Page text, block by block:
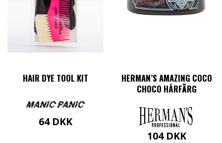
HAIR DYE TOOL KIT
64 DKK
HERMAN’S AMAZING COCO
CHOCO HÅRFÄRG
104 DKK